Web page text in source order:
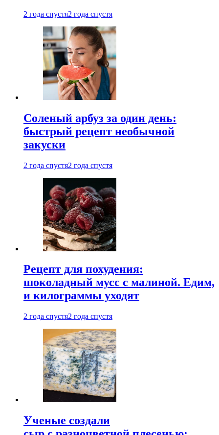
2 года спустя2 года спустя
Соленый арбуз за один день:
быстрый рецепт необычной
закуски
2 года спустя2 года спустя
Рецепт для похудения:
шоколадный мусс с малиной. Едим,
и килограммы уходят
2 года спустя2 года спустя
Ученые создали